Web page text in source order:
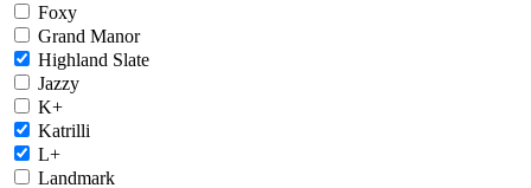
Foxy
Grand Manor
Highland Slate
Jazzy
K+
Katrilli
L+
Landmark